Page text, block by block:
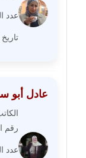
عدد
عادل أبو
رقم
عدد